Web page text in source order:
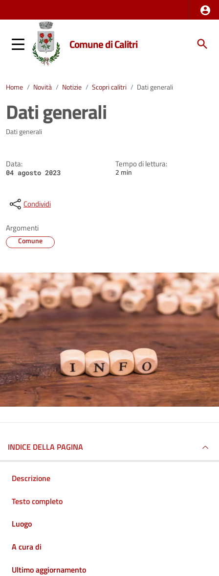
Comune di Calitri
Home / Novità / Notizie / Scopri calitri / Dati generali
Dati generali
Dettagli della notizia
Dati generali
Data:
04 agosto 2023
Tempo di lettura:
2 min
Condividi
Argomenti
Comune
INDICE DELLA PAGINA
Descrizione
Testo completo
Luogo
A cura di
Ultimo aggiornamento